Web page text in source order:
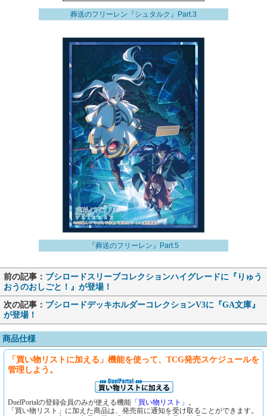
葬送のフリーレン『シュタルク』Part.3
『葬送のフリーレン』Part.5
前の記事： ブシロードスリーブコレクションハイグレードに『りゅう
おうのおしごと！』が登場！
次の記事： ブシロードデッキホルダーコレクションV3に『GA文庫』
が登場！
商品仕様
「買い物リストに加える」機能を使って、TCG発売スケジュールを
管理しよう。
DuelPortalの登録会員のみが使える機能 「買い物リスト」 。
「買い物リスト」に加えた商品は、発売前に通知を受け取ることができます。